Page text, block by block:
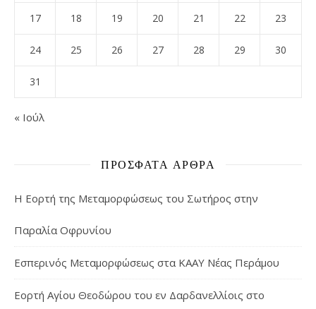
17 18 19 20 21 22 23
24 25 26 27 28 29 30
31
« Ιούλ
ΠΡΌΣΦΑΤΑ ΆΡΘΡΑ
Η Εορτή της Μεταμορφώσεως του Σωτήρος στην
Παραλία Οφρυνίου
Εσπερινός Μεταμορφώσεως στα ΚΑΑΥ Νέας Περάμου
Εορτή Αγίου Θεοδώρου του εν Δαρδανελλίοις στο